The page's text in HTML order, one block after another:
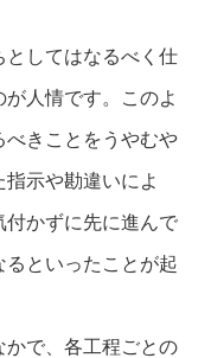
してはなるべく仕
人情です。このよ
べきことをうやむや
示や勘違いによ
付かずに先に進んで
といったことが起
で、各工程ごとの